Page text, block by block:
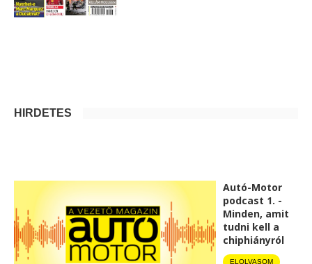
HIRDETÉS
Autó-Motor
podcast 1. -
Minden, amit
tudni kell a
chiphiányról
ELOLVASOM